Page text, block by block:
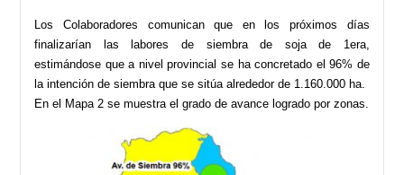
Los Colaboradores comunican que en los próximos días
finalizarían las labores de siembra de soja de 1era,
estimándose que a nivel provincial se ha concretado el 96% de
la intención de siembra que se sitúa alrededor de 1.160.000 ha.
En el Mapa 2 se muestra el grado de avance logrado por zonas.